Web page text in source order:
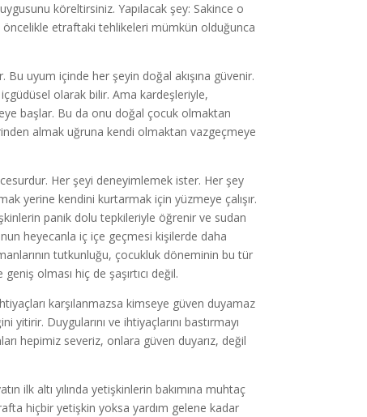
köreltirsiniz. Yapılacak şey: Sakince o
etraftaki tehlikeleri mümkün olduğunca
Bu uyum içinde her şeyin doğal akışına güvenir.
olarak bilir. Ama kardeşleriyle,
başlar. Bu da onu doğal çocuk olmaktan
almak uğruna kendi olmaktan vazgeçmeye
Her şeyi deneyimlemek ister. Her şey
yerine kendini kurtarmak için yüzmeye çalışır.
panik dolu tepkileriyle öğrenir ve sudan
heyecanla iç içe geçmesi kişilerde daha
tutkunluğu, çocukluk döneminin bu tür
olması hiç de şaşırtıcı değil.
karşılanmazsa kimseye güven duyamaz
Duygularını ve ihtiyaçlarını bastırmayı
hepimiz severiz, onlara güven duyarız, değil
ilk altı yılında yetişkinlerin bakımına muhtaç
hiçbir yetişkin yoksa yardım gelene kadar